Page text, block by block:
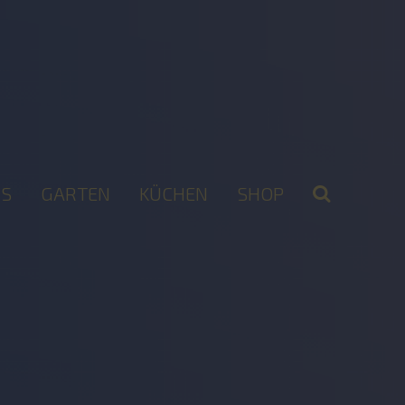
GARTEN KÜCHEN SHOP 2